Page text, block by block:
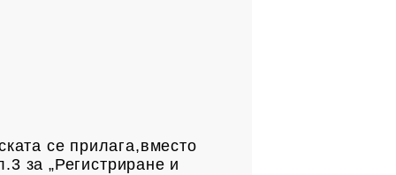
се прилага,вместо
за „Регистриране и